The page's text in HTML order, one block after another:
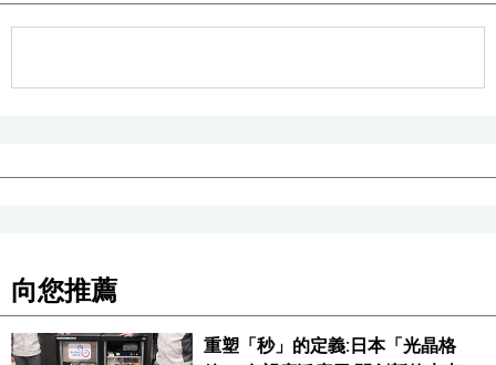
向您推薦
重塑「秒」的定義:日本「光晶格